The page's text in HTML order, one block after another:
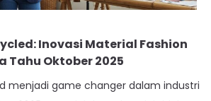
Inovasi Material Fashion
Tahu Oktober 2025
menjadi game changer dalam industri